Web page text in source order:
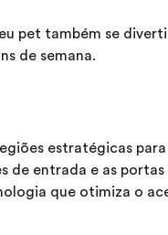
pet também se
de semana.
estratégicas
de entrada e as
que otimiza o